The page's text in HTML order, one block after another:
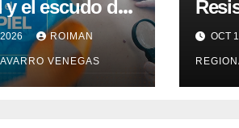
y el escudo de
médica
ROIMAN
VENEGAS
laOCT